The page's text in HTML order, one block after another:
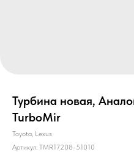
Турбина новая,
TurboMir
Toyota, Lexus
Артикул: TMR17208-51010